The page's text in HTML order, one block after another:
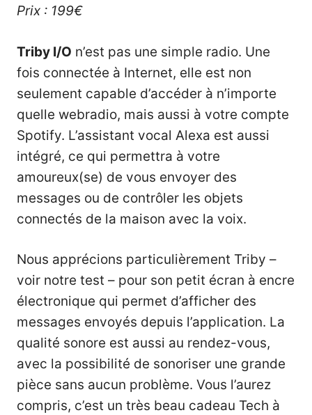
Prix : 199€
Triby I/O n’est pas une simple radio. Une
fois connectée à Internet, elle est non
seulement capable d’accéder à n’importe
quelle webradio, mais aussi à votre compte
Spotify. L’assistant vocal Alexa est aussi
intégré, ce qui permettra à votre
amoureux(se) de vous envoyer des
messages ou de contrôler les objets
connectés de la maison avec la voix.
Nous apprécions particulièrement Triby –
voir notre test – pour son petit écran à encre
électronique qui permet d’afficher des
messages envoyés depuis l’application. La
qualité sonore est aussi au rendez-vous,
avec la possibilité de sonoriser une grande
pièce sans aucun problème. Vous l’aurez
compris, c’est un très beau cadeau Tech à